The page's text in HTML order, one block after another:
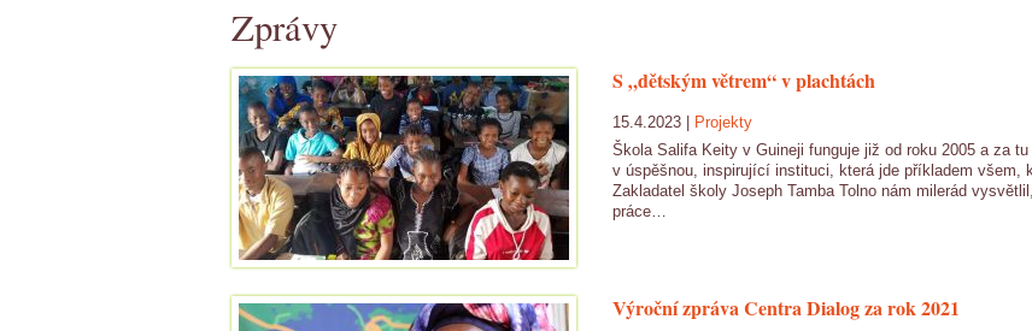
Zprávy
S „dětským větrem“ v plachtách
15.4.2023 | Projekty
Škola Salifa Keity v Guineji funguje již od roku 2005 a za
v úspěšnou, inspirující instituci, která jde příkladem všem,
Zakladatel školy Joseph Tamba Tolno nám milerád
práce…
Výroční zpráva Centra Dialog za rok 2021